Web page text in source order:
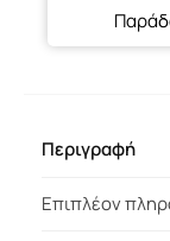
Περιγραφή
Επιπλέον